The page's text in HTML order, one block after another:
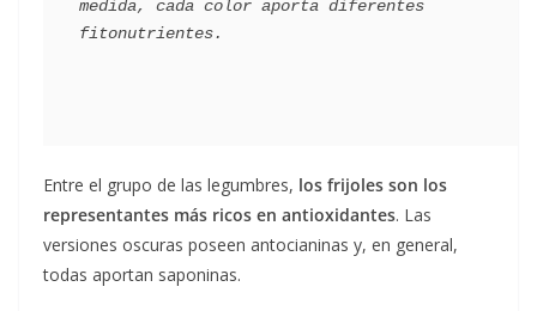
medida, cada color aporta diferentes
Entre el grupo de las legumbres, los frijoles son los
representantes más ricos en antioxidantes. Las
versiones oscuras poseen antocianinas y, en general,
todas aportan saponinas.